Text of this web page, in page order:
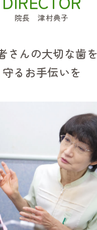
院長 津村典子
さんの大切な歯を
守るお手伝いを